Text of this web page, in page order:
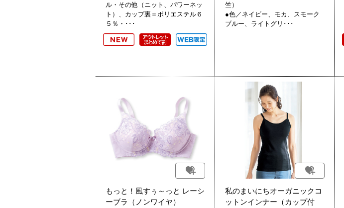
ル・その他（ニット、パワーネッ
ト）、カップ裏＝ポリエステル６
５％・･･･
竺）
●色／ネイビー、モカ、スモーク
ブルー、ライトグリ･･･
もっと！風すぅ～っと レーシ
ーブラ（ノンワイヤ）
私のまいにちオーガニックコ
ットンインナー（カップ付